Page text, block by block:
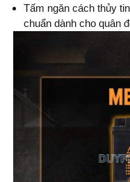
Tấm ngăn cách thủy
chuẩn dành cho quân